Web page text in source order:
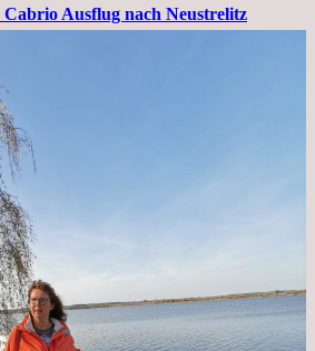
Cabrio Ausflug nach Neustrelitz